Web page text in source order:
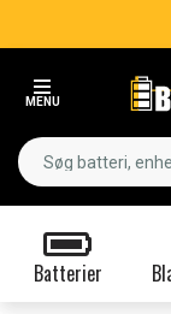
MENU
Batterier